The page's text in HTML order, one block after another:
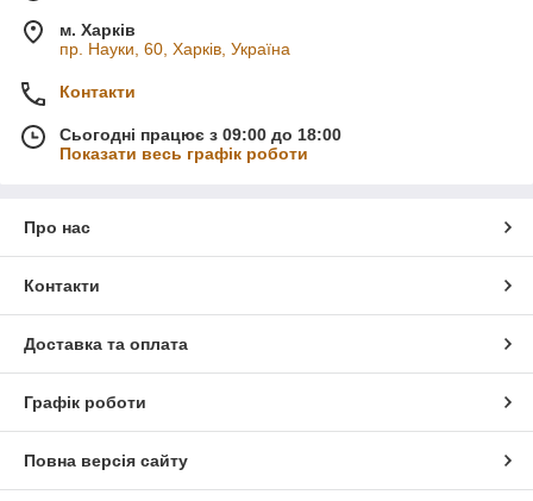
м. Харків
пр. Науки, 60, Харків, Україна
Контакти
Сьогодні працює з 09:00 до 18:00
Показати весь графік роботи
Про нас
Контакти
Доставка та оплата
Графік роботи
Повна версія сайту